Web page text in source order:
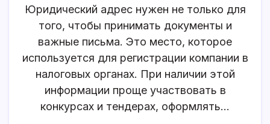
Адреса:
Как
Решить
Возможные
Проблемы
Юридический адрес нужен не только для
того, чтобы принимать документы и
важные письма. Это место, которое
используется для регистрации компании в
налоговых органах. При наличии этой
информации проще участвовать в
конкурсах и тендерах, оформлять…